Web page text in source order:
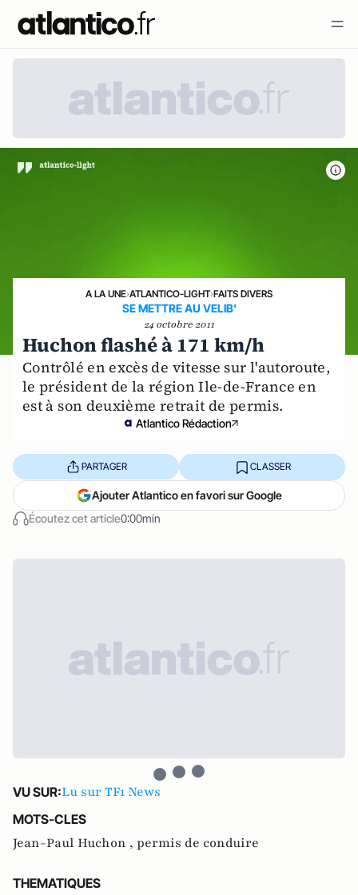
A LA UNE›ATLANTICO-LIGHT›FAITS DIVERS
SE METTRE AU VELIB'
24 octobre 2011
Huchon flashé à 171 km/h
Contrôlé en excès de vitesse sur l'autoroute,
le président de la région Ile-de-France en
est à son deuxième retrait de permis.
Atlantico Rédaction
Écoutez cet article0:00min
PARTAGER CLASSER
Ajouter Atlantico en favori sur Google
VU SUR:Lu sur TF1 News
MOTS-CLES
Jean-Paul Huchon , permis de conduire
THEMATIQUES